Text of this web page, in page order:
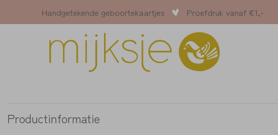
Handgetekende geboortekaartjes Proefdruk vanaf €1,-
Productinformatie